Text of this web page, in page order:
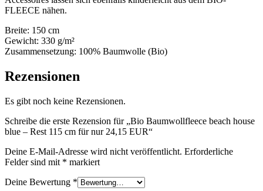
FLEECE nähen.
Breite: 150 cm
Gewicht: 330 g/m²
Zusammensetzung: 100% Baumwolle (Bio)
Rezensionen
Es gibt noch keine Rezensionen.
Schreibe die erste Rezension für „Bio Baumwollfleece beach house
blue – Rest 115 cm für nur 24,15 EUR“
Deine E-Mail-Adresse wird nicht veröffentlicht. Erforderliche
Felder sind mit * markiert
Deine Bewertung *